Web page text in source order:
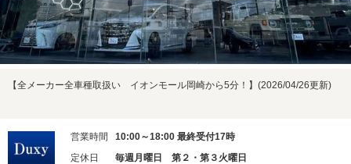
【全メーカー全車種取扱い イオンモール岡崎から5分！】(2026/04/26更新)
営業時間
10:00～18:00 最終受付17時
定休日
毎週月曜日 第２・第３火曜日